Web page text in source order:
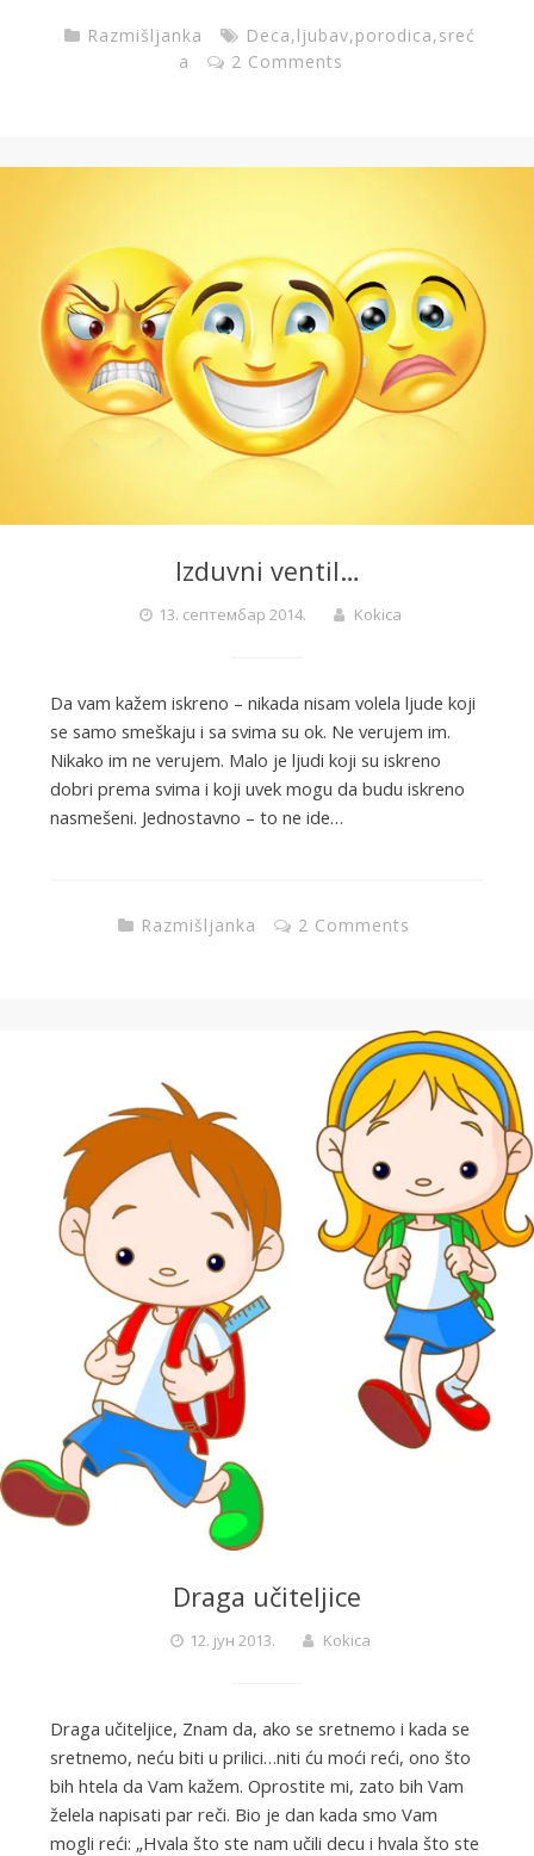
Razmišljanka Deca,ljubav,porodica,sreć
a
2 Comments
Izduvni ventil…
13. септембар 2014. Kokica
Da vam kažem iskreno – nikada nisam volela ljude koji
se samo smeškaju i sa svima su ok. Ne verujem im.
Nikako im ne verujem. Malo je ljudi koji su iskreno
dobri prema svima i koji uvek mogu da budu iskreno
nasmešeni. Jednostavno – to ne ide…
Razmišljanka 2 Comments
Draga učiteljice
12. јун 2013. Kokica
Draga učiteljice, Znam da, ako se sretnemo i kada se
sretnemo, neću biti u prilici…niti ću moći reći, ono što
bih htela da Vam kažem. Oprostite mi, zato bih Vam
želela napisati par reči. Bio je dan kada smo Vam
mogli reći: „Hvala što ste nam učili decu i hvala što ste